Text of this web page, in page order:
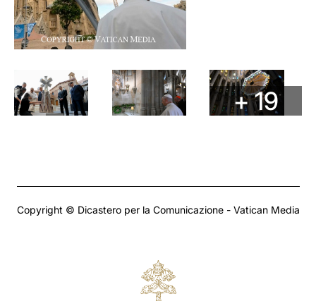
+ 19
Copyright © Dicastero per la Comunicazione - Vatican Media